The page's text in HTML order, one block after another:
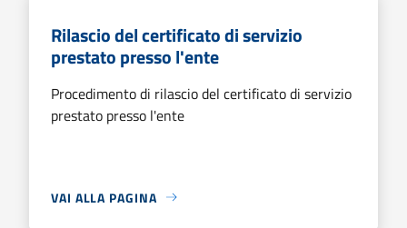
Rilascio del certificato di servizio
prestato presso l'ente
Procedimento di rilascio del certificato di servizio
prestato presso l'ente
VAI ALLA PAGINA